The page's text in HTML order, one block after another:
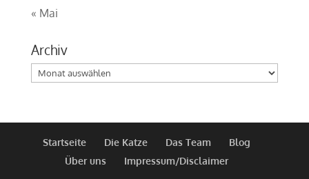
« Mai
Archiv
Archiv
Startseite Die Katze Das Team
Blog
Über uns
Impressum/Disclaimer